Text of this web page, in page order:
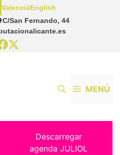
C/San Fernando, 44
ValenciàEnglish
MENÚ
Descarregar
agenda JULIOL